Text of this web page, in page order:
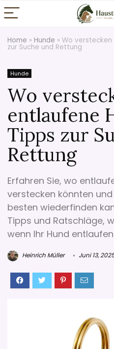
Home » Hunde » Wo verstecken
zur Suche und Rettung
Hunde
Wo
entlaufene
Tipps zur
Rettung
Erfahren Sie, wo
verstecken könnten
besten wiederfinden
Tipps und Ratschläge,
wenn Ihr Hund
Heinrich Müller Juni 13,